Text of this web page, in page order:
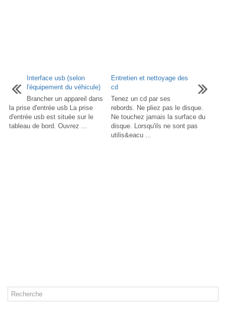
Interface usb (selon
l'équipement du véhicule)
Brancher un appareil dans
la prise d'entrée usb La prise
d'entrée usb est située sur le
tableau de bord. Ouvrez ...
Entretien et nettoyage des
cd
Tenez un cd par ses
rebords. Ne pliez pas le disque.
Ne touchez jamais la surface du
disque. Lorsqu'ils ne sont pas
utilis&eacu ...